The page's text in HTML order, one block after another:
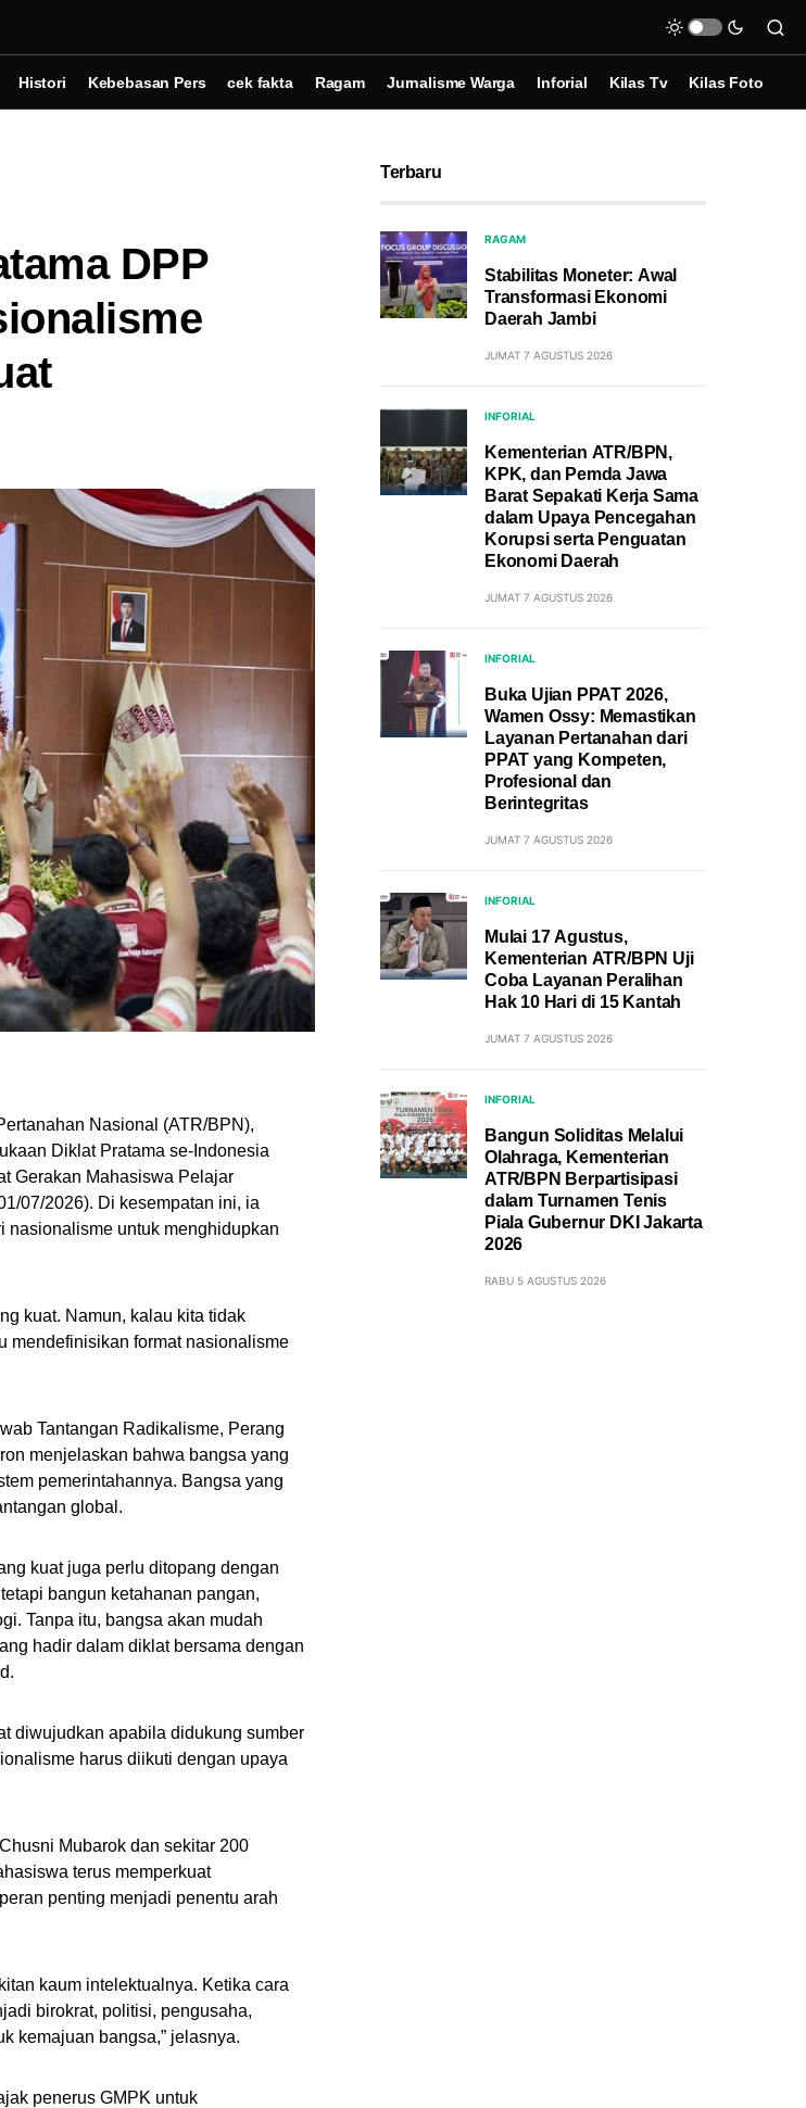
Histori Kebebasan Pers cek fakta Ragam Jurnalisme Warga Inforial Kilas Tv Kilas Foto
DPP
Nasional (ATR/BPN),
Diklat Pratama se-Indonesia
Gerakan Mahasiswa Pelajar
07/2026). Di kesempatan ini, ia
nasionalisme untuk menghidupkan
kuat. Namun, kalau kita tidak
mendefinisikan format nasionalisme
Tantangan Radikalisme, Perang
menjelaskan bahwa bangsa yang
pemerintahannya. Bangsa yang
global.
kuat juga perlu ditopang dengan
bangun ketahanan pangan,
Tanpa itu, bangsa akan mudah
hadir dalam diklat bersama dengan
diwujudkan apabila didukung sumber
harus diikuti dengan upaya
Mubarok dan sekitar 200
terus memperkuat
penting menjadi penentu arah
kaum intelektualnya. Ketika cara
birokrat, politisi, pengusaha,
kemajuan bangsa,” jelasnya.
penerus GMPK untuk
Terbaru
RAGAM
Stabilitas Moneter: Awal
Transformasi Ekonomi
Daerah Jambi
JUMAT 7 AGUSTUS 2026
INFORIAL
Kementerian ATR/BPN,
KPK, dan Pemda Jawa
Barat Sepakati Kerja Sama
dalam Upaya Pencegahan
Korupsi serta Penguatan
Ekonomi Daerah
JUMAT 7 AGUSTUS 2026
INFORIAL
Buka Ujian PPAT 2026,
Wamen Ossy: Memastikan
Layanan Pertanahan dari
PPAT yang Kompeten,
Profesional dan
Berintegritas
JUMAT 7 AGUSTUS 2026
INFORIAL
Mulai 17 Agustus,
Kementerian ATR/BPN Uji
Coba Layanan Peralihan
Hak 10 Hari di 15 Kantah
JUMAT 7 AGUSTUS 2026
INFORIAL
Bangun Soliditas Melalui
Olahraga, Kementerian
ATR/BPN Berpartisipasi
dalam Turnamen Tenis
Piala Gubernur DKI Jakarta
2026
RABU 5 AGUSTUS 2026